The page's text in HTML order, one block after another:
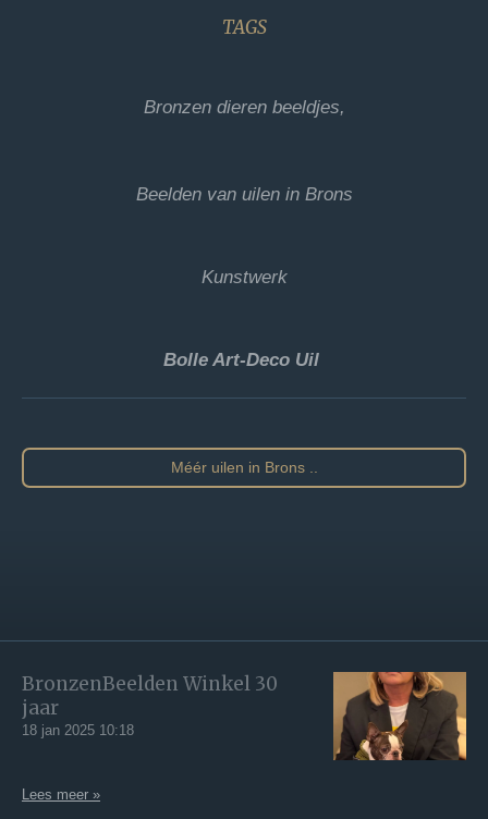
TAGS
Bronzen dieren beeldjes,
Beelden van uilen in Brons
Kunstwerk
Bolle Art-Deco Uil
Méér uilen in Brons ..
BronzenBeelden Winkel 30
jaar
18 jan 2025 10:18
Lees meer »